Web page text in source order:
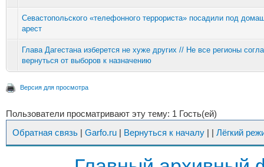
Севастопольского «телефонного террориста» посадили под
арест
Глава Дагестана изберется не хуже других // Не все регионы
вернуться от выборов к назначению
Версия для просмотра
Пользователи просматривают эту тему: 1 Гость(ей)
Обратная связь | Garfo.ru | Вернуться к началу | | Лёгкий